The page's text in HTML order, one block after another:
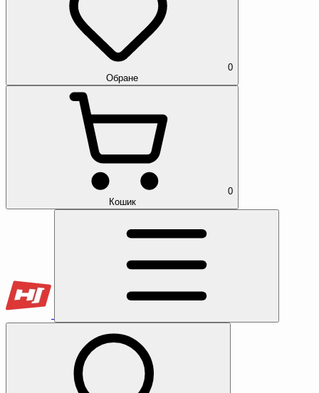
0
Обране
0
Кошик